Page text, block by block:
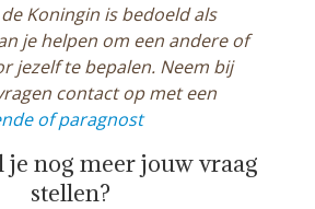
Koningin is bedoeld als
je helpen om een andere of
jezelf te bepalen. Neem bij
contact op met een
of paragnost
je nog meer jouw vraag
stellen?